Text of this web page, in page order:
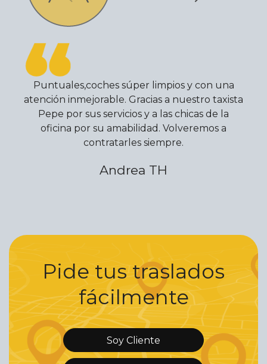
Puntuales,coches súper limpios y con una
atención inmejorable. Gracias a nuestro taxista
Pepe por sus servicios y a las chicas de la
oficina por su amabilidad. Volveremos a
contratarles siempre.
Andrea TH
Pide tus traslados
fácilmente
Soy Cliente